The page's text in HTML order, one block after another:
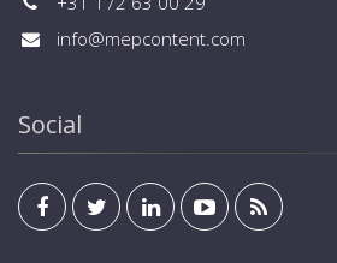
info@mepcontent.com
Social